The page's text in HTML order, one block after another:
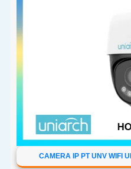
CAMERA IP PT UNV WIFI